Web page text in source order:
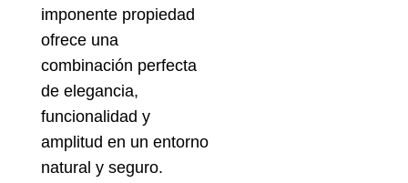
imponente propiedad
ofrece una
combinación perfecta
de elegancia,
funcionalidad y
amplitud en un entorno
natural y seguro.